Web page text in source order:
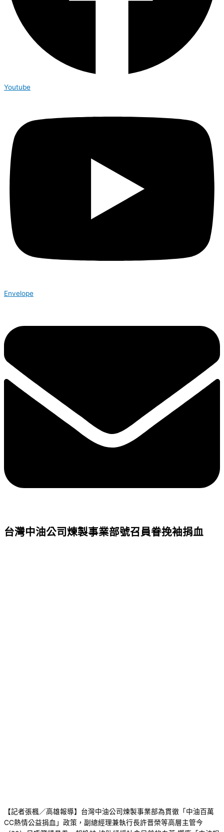
Youtube
Envelope
台灣中油公司煉製事業部號召員眷挽袖捐血
【記者張楓／高雄報導】台灣中油公司煉製事業部為貫徹「中油百萬
CC熱情公益捐血」政策，副總經理兼執行長許晋榮等高層主管今